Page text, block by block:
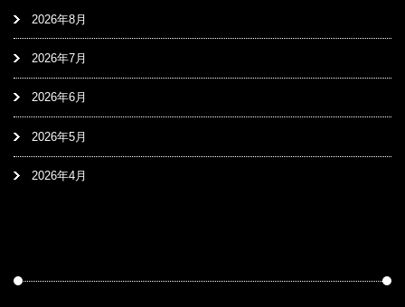
2026年8月
2026年7月
2026年6月
2026年5月
2026年4月